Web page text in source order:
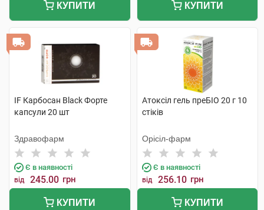
КУПИТИ КУПИТИ
IF Карбосан Black Форте
капсули 20 шт
Здравофарм
Є в наявності
від 245.00 грн
КУПИТИ
Атоксіл гель преБІО 20 г 10
стіків
Орісіл-фарм
Є в наявності
від 256.10 грн
КУПИТИ